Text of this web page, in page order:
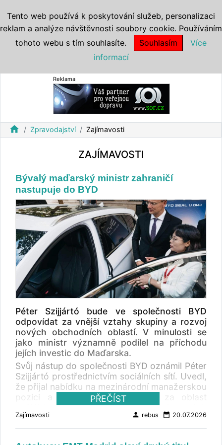
Reklama
home Zpravodajství Zajímavosti
ZAJÍMAVOSTI
Bývalý maďarský ministr zahraničí
nastupuje do BYD
Péter Szijjártó bude ve společnosti BYD
odpovídat za vnější vztahy skupiny a rozvoj
nových obchodních oblastí. V minulosti se
jako ministr významně podílel na příchodu
jejích investic do Maďarska.
Svůj nástup do společnosti BYD oznámil Péter
Szijjártó prostřednictvím sociálních sítí. Uvedl,
že přijal nabídku na mezinárodní manažerskou
pozici a nově bude odpovídat za oblast
vnějších vztahů skupiny a rozvoj nových
obchodních aktivit. Do BYD přichází poté, co
jako maďarský ministr zahraničních věcí a
PŘEČÍST
Zajímavosti person rebus date_range 20.07.2026
Tento web používá k poskytování služeb, personalizaci
reklam a analýze návštěvnosti soubory cookie. Používáním
tohoto webu s tím souhlasíte.
Souhlasím
Více
informací